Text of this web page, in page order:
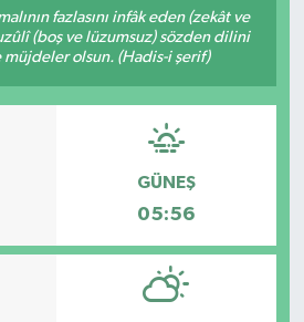
fazlasını infâk eden (zekât ve
(boş ve lüzumsuz) sözden dilini
müjdeler olsun. (Hadis-i şerif)
GÜNEŞ
05:56